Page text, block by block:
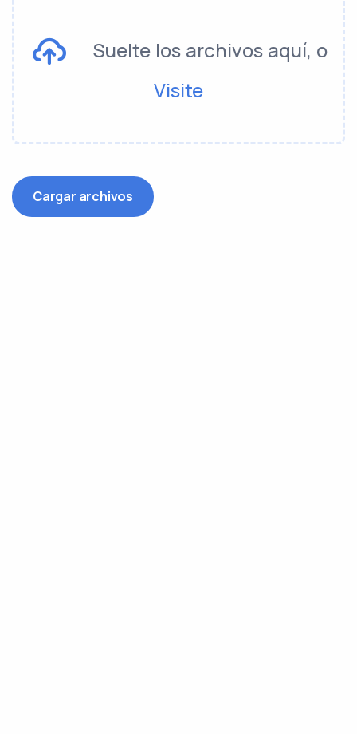
Suelte los archivos aquí, o
Visite